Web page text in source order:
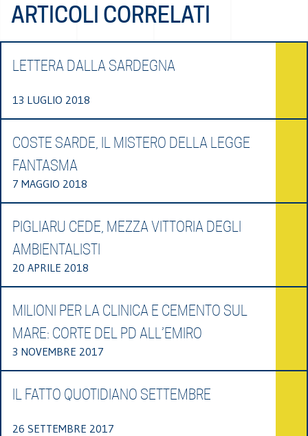
ARTICOLI CORRELATI
LETTERA DALLA SARDEGNA
13 LUGLIO 2018
COSTE SARDE, IL MISTERO DELLA LEGGE
FANTASMA
7 MAGGIO 2018
PIGLIARU CEDE, MEZZA VITTORIA DEGLI
AMBIENTALISTI
20 APRILE 2018
MILIONI PER LA CLINICA E CEMENTO SUL
MARE: CORTE DEL PD ALL’EMIRO
3 NOVEMBRE 2017
IL FATTO QUOTIDIANO SETTEMBRE
26 SETTEMBRE 2017